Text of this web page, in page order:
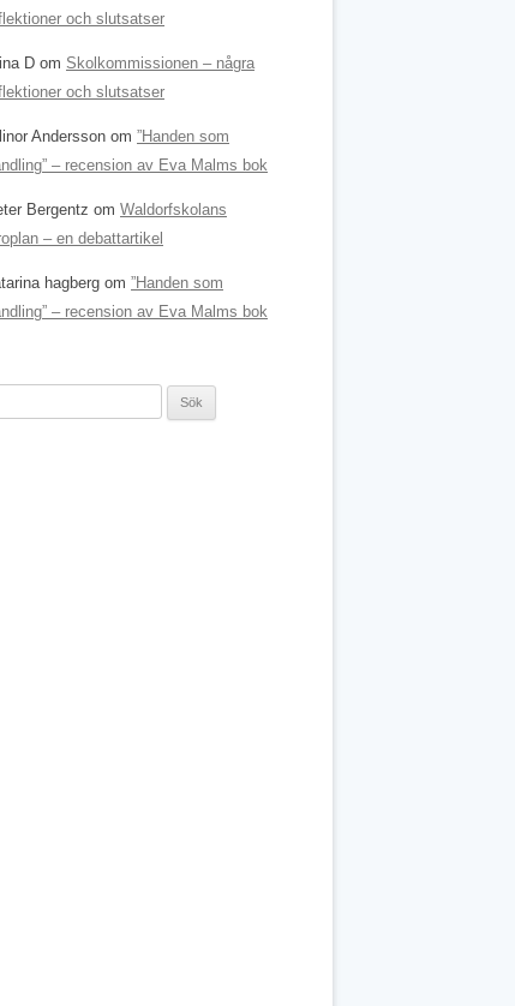
och slutsatser
D om Skolkommissionen – några
och slutsatser
Andersson om ”Handen som
– recension av Eva Malms bok
Bergentz om Waldorfskolans
– en debattartikel
hagberg om ”Handen som
– recension av Eva Malms bok